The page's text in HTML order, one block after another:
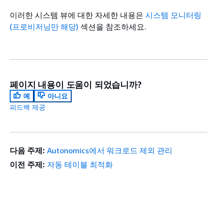
이러한 시스템 뷰에 대한 자세한 내용은 시스템 모니터링
(프로비저닝만 해당) 섹션을 참조하세요.
페이지 내용이 도움이 되었습니까?
예
아니요
피드백 제공
다음 주제: Autonomics에서 워크로드 제외 관리
이전 주제: 자동 테이블 최적화